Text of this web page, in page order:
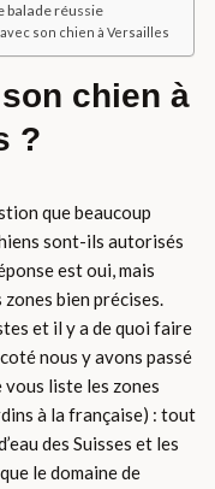
balade réussie
son chien à Versailles
chien à
?
que beaucoup
sont-ils autorisés
est oui, mais
bien précises.
et il y a de quoi faire
nous y avons passé
vous liste les zones
à la française) : tout
des Suisses et les
le domaine de